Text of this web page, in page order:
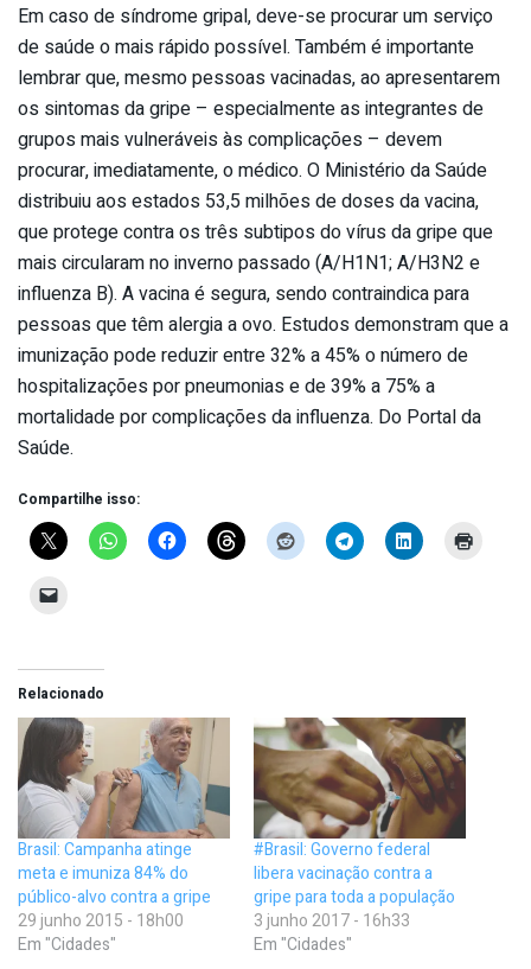
Em caso de síndrome gripal, deve-se procurar um serviço
de saúde o mais rápido possível. Também é importante
lembrar que, mesmo pessoas vacinadas, ao apresentarem
os sintomas da gripe – especialmente as integrantes de
grupos mais vulneráveis às complicações – devem
procurar, imediatamente, o médico. O Ministério da Saúde
distribuiu aos estados 53,5 milhões de doses da vacina,
que protege contra os três subtipos do vírus da gripe que
mais circularam no inverno passado (A/H1N1; A/H3N2 e
influenza B). A vacina é segura, sendo contraindica para
pessoas que têm alergia a ovo. Estudos demonstram que a
imunização pode reduzir entre 32% a 45% o número de
hospitalizações por pneumonias e de 39% a 75% a
mortalidade por complicações da influenza. Do Portal da
Saúde.
Compartilhe isso:
Relacionado
Brasil: Campanha atinge
meta e imuniza 84% do
público-alvo contra a gripe
29 junho 2015 - 18h00
Em "Cidades"
#Brasil: Governo federal
libera vacinação contra a
gripe para toda a população
3 junho 2017 - 16h33
Em "Cidades"